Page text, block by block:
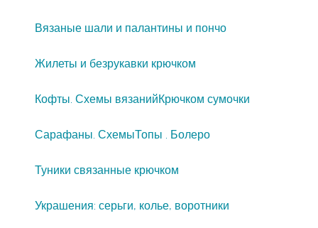
Вязаные шали и палантины и пончо
Жилеты и безрукавки крючком
Кофты. Схемы вязанийКрючком сумочки
Сарафаны. СхемыТопы . Болеро
Туники связанные крючком
Украшения: серьги, колье, воротники